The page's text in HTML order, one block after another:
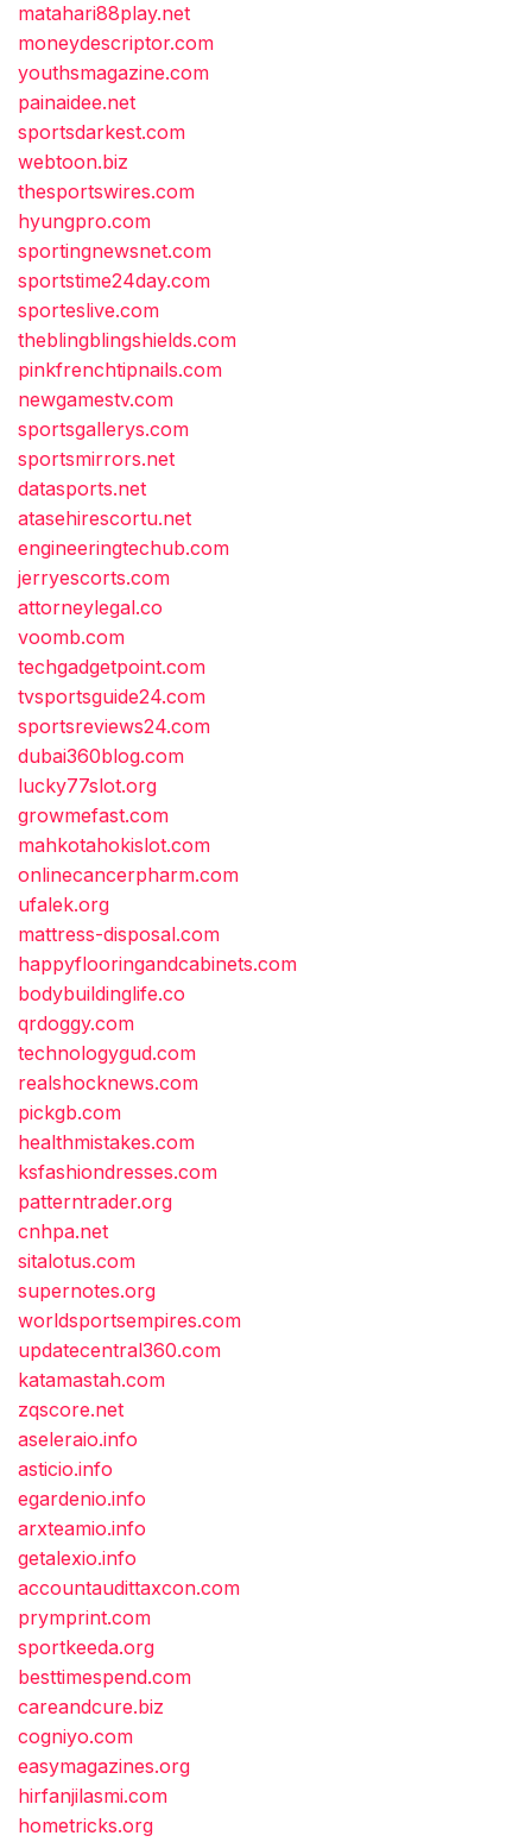
matahari88play.net
moneydescriptor.com
youthsmagazine.com
painaidee.net
sportsdarkest.com
webtoon.biz
thesportswires.com
hyungpro.com
sportingnewsnet.com
sportstime24day.com
sporteslive.com
theblingblingshields.com
pinkfrenchtipnails.com
newgamestv.com
sportsgallerys.com
sportsmirrors.net
datasports.net
atasehirescortu.net
engineeringtechub.com
jerryescorts.com
attorneylegal.co
voomb.com
techgadgetpoint.com
tvsportsguide24.com
sportsreviews24.com
dubai360blog.com
lucky77slot.org
growmefast.com
mahkotahokislot.com
onlinecancerpharm.com
ufalek.org
mattress-disposal.com
happyflooringandcabinets.com
bodybuildinglife.co
qrdoggy.com
technologygud.com
realshocknews.com
pickgb.com
healthmistakes.com
ksfashiondresses.com
patterntrader.org
cnhpa.net
sitalotus.com
supernotes.org
worldsportsempires.com
updatecentral360.com
katamastah.com
zqscore.net
aseleraio.info
asticio.info
egardenio.info
arxteamio.info
getalexio.info
accountaudittaxcon.com
prymprint.com
sportkeeda.org
besttimespend.com
careandcure.biz
cogniyo.com
easymagazines.org
hirfanjilasmi.com
hometricks.org